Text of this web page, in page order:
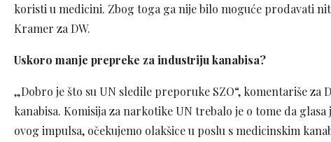
koristi u medicini. Zbog toga ga nije bilo moguće prodavati
Kramer za DW.
Uskoro manje prepreke za industriju kanabisa?
„Dobro je što su UN sledile preporuke SZO“, komentariše
kanabisa. Komisija za narkotike UN trebalo je o tome da
ovog impulsa, očekujemo olakšice u poslu s medicinskim